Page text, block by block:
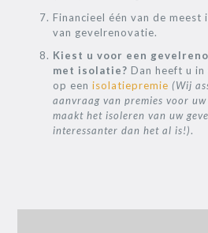
Financieel één van de meest
van gevelrenovatie.
Kiest u voor een
met isolatie? Dan heeft u
op een isolatiepremie (Wij
aanvraag van premies voor
maakt het isoleren van uw
interessanter dan het al is!).